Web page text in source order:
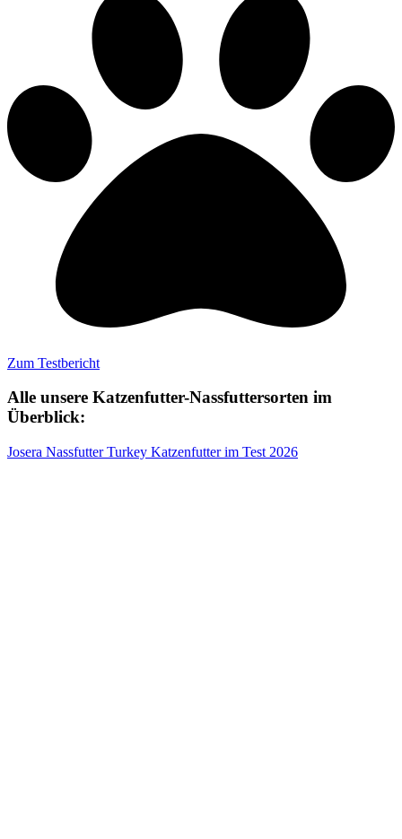
Zum Testbericht
Alle unsere Katzenfutter-Nassfuttersorten im
Überblick:
Josera Nassfutter Turkey Katzenfutter im Test 2026